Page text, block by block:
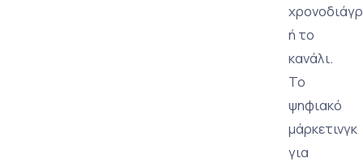
ή το
κανάλι.
Το
ψηφιακό
μάρκετινγκ
για